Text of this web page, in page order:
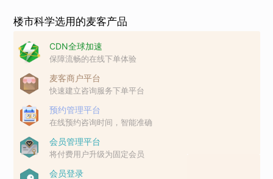
楼市科学选用的麦客产品
CDN全球加速
保障流畅的在线下单体验
麦客商户平台
快速建立咨询服务下单平台
预约管理平台
在线预约咨询时间，智能准确
会员管理平台
将付费用户升级为固定会员
会员登录